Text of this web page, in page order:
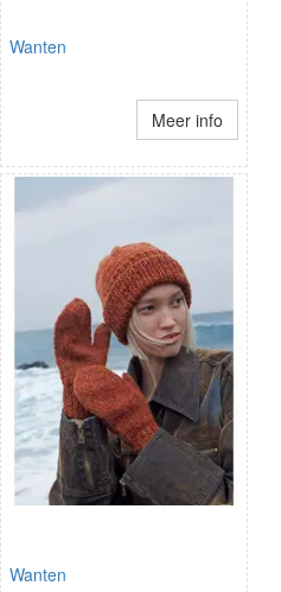
Wanten
Meer info
Wanten